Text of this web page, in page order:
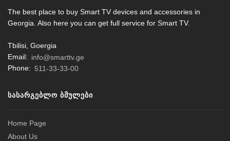
The best place to buy Smart TV devices and accessories in
Georgia. Also here you can get full service for Smart TV.
Tbilisi, Goergia
Email: info@smarttv.ge
Phone: 511-33-33-00
ᲡᲐᲡᲐᲠᲒᲔᲑᲚᲝ ᲑᲛᲣᲚᲔᲑᲘ
Home Page
About Us